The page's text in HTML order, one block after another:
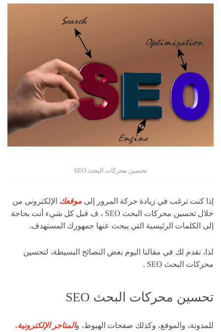
تحسين محركات البحث SEO
إذا كنت ترغب في زيادة حركة المرور إلى موقعك الإلكتروني من
خلال تحسين محركات البحث SEO ، ف قبل كل شيء أنت بحاجة
إلى الكلمات الرئيسية التي يبحث عنها جمهورك المستهدف.
لذا، نقدم لك في مقالنا اليوم بعض النصائح البسيطة، لتحسين
محركات البحث SEO .
تحسين محركات البحث SEO
للمدونة، والموقع، وكذلك صفحات الهبوط، والمتاجر الإلكترونية،